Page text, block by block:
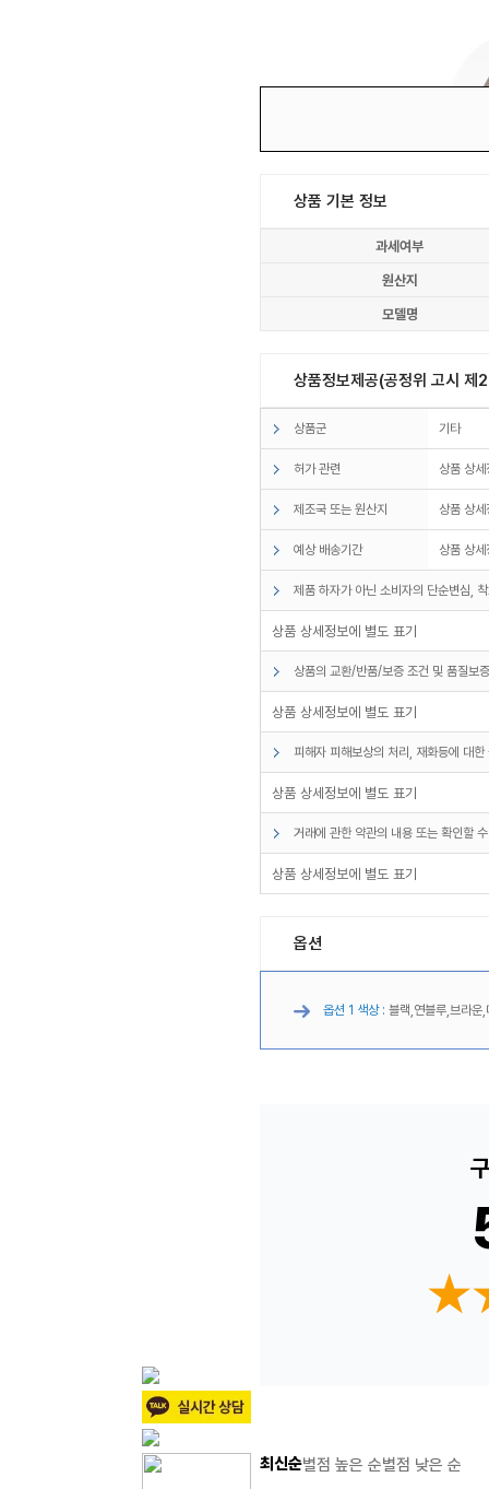
상품 기본 정보
과세여부
원산지
모델명
상품정보제공(공정위 고시
상품군 기타
허가 관련 상품 상
제조국 또는 원산지 상품 상
예상 배송기간 상품 상
제품 하자가 아닌 소비자의 단순변심,
상품 상세정보에 별도 표기
상품의 교환/반품/보증 조건 및 품질보
상품 상세정보에 별도 표기
피해자 피해보상의 처리, 재화등에 대
상품 상세정보에 별도 표기
거래에 관한 약관의 내용 또는 확인할
상품 상세정보에 별도 표기
옵션
옵션 1 색상 : 블랙,연블루,브라운
최신순별점 높은 순별점 낮은 순